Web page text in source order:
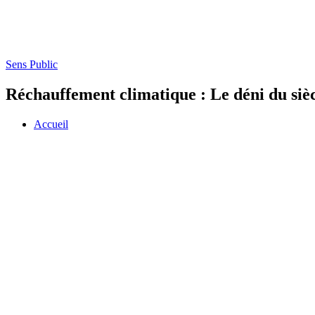
Sens Public
Réchauffement climatique : Le déni du
Accueil